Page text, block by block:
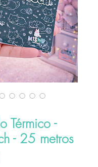
Térmico -
- 25 metros